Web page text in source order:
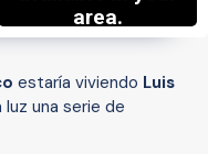
estaría viviendo Luis
una serie de